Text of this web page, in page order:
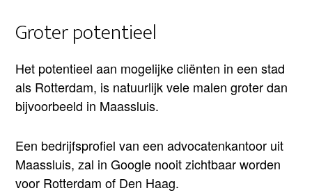
Groter potentieel
Het potentieel aan mogelijke cliënten in een stad
als Rotterdam, is natuurlijk vele malen groter dan
bijvoorbeeld in Maassluis.
Een bedrijfsprofiel van een advocatenkantoor uit
Maassluis, zal in Google nooit zichtbaar worden
voor Rotterdam of Den Haag.